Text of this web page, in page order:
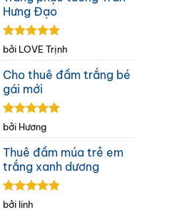
Hưng Đạo
Được xếp
sao
bởi LOVE Trịnh
Cho thuê đầm trắng bé
gái mới
Được xếp
5
sao
bởi Hương
Thuê đầm múa trẻ em
trắng xanh dương
Được xếp
bởi linh